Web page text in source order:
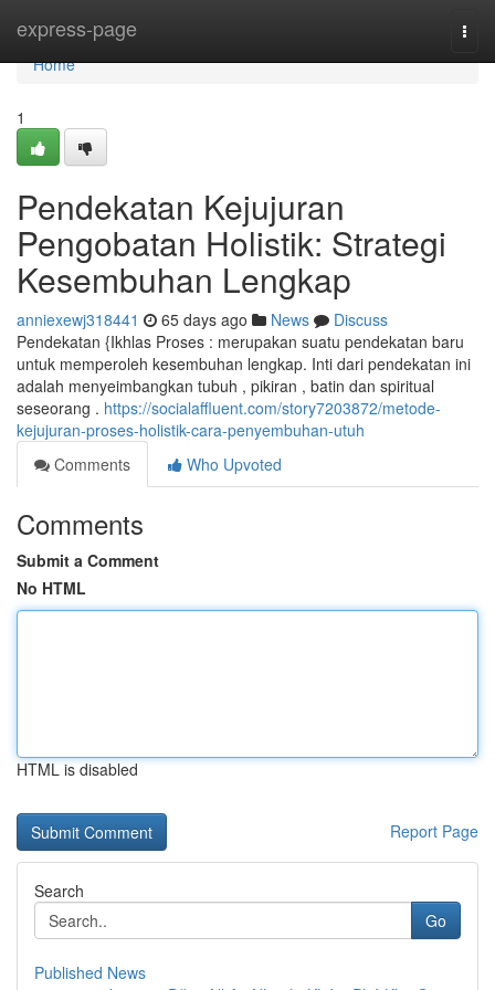
express-page
Home
Home
1
Pendekatan Kejujuran
Pengobatan Holistik: Strategi
Kesembuhan Lengkap
anniexewj318441 65 days ago News
Discuss
Pendekatan {Ikhlas Proses : merupakan suatu pendekatan baru
untuk memperoleh kesembuhan lengkap. Inti dari pendekatan ini
adalah menyeimbangkan tubuh , pikiran , batin dan spiritual
seseorang . https://socialaffluent.com/story7203872/metode-
kejujuran-proses-holistik-cara-penyembuhan-utuh
Comments
Who Upvoted
Comments
Submit a Comment
No HTML
HTML is disabled
Report Page
Search
Go
Published News